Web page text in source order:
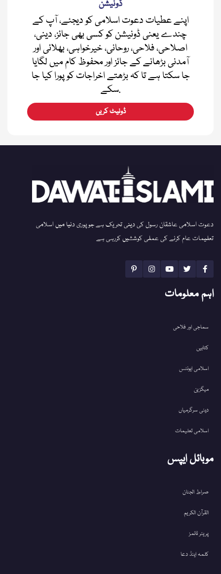
ڈونیشن
اپنے عطیات دعوت اسلامی کو دیجئے، آپ کے
چندے یعنی ڈونیشن کو کسی بھی جائز، دینی،
اصلاحی، فلاحی، روحانی، خیرخواہی، بھلائی اور
آمدنی بڑھانے کے جائز اور محفوظ کام میں لگایا
جا سکتا ہے تا کہ بڑھتے اخراجات کو پورا کیا جا
سکے.
ڈونیٹ کریں
دعوت اسلامی عاشقان رسول کی دینی تحریک ہے جو پوری دنیا میں اسلامی
تعلیمات عام کرنے کی عملی کوششیں کررہی ہے
اہم معلومات
سماجی اور فلاحی
کتابیں
اسلامی ایونٹس
میگزین
دینی سرگرمیاں
اسلامی تعلیمات
موبائل ایپس
صراط الجنان
القرآن الکریم
پریئر ٹائمز
کلمہ اینڈ دعا